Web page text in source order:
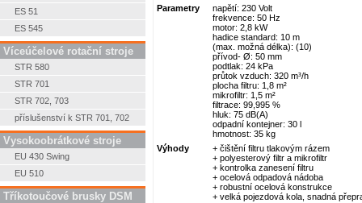
ES 51
ES 545
Víceúčelové rotační stroje
STR 580
STR 701
STR 702, 703
příslušenství k STR 701, 702
Vysokoobrátkové stroje
EU 430 Swing
EU 510
Tříkotoučové brusky DSM
Parametry
napětí: 230 Volt
frekvence: 50 Hz
motor: 2,8 kW
hadice standard: 10 m
(max. možná délka): (10)
přívod- Ø: 50 mm
podtlak: 24 kPa
průtok vzduch: 320 m³/h
plocha filtru: 1,8 m²
mikrofiltr: 1,5 m²
filtrace: 99,995 %
hluk: 75 dB(A)
odpadní kontejner: 30 l
hmotnost: 35 kg
Výhody
+ čištění filtru tlakovým rázem
+ polyesterový filtr a mikrofiltr
+ kontrolka zanesení filtru
+ ocelová odpadová nádoba
+ robustní ocelová konstrukce
+ velká pojezdová kola, snadná